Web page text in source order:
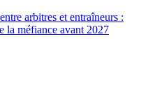
arbitres et entraîneurs :
la méfiance avant 2027